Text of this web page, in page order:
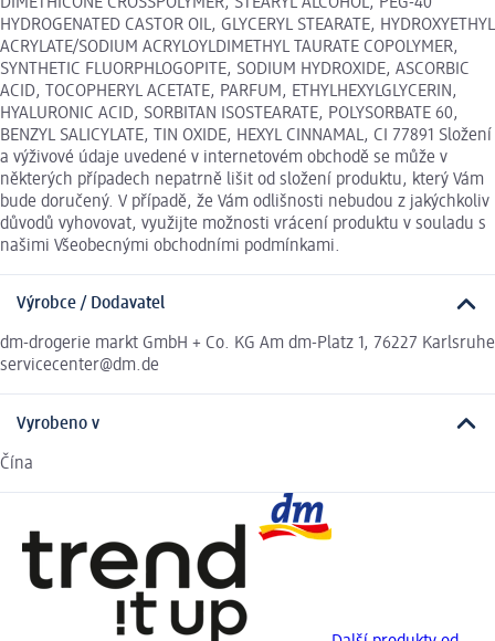
HYDROGENATED CASTOR OIL, GLYCERYL STEARATE, HYDROXYETHYL
ACRYLATE/SODIUM ACRYLOYLDIMETHYL TAURATE COPOLYMER,
SYNTHETIC FLUORPHLOGOPITE, SODIUM HYDROXIDE, ASCORBIC
ACID, TOCOPHERYL ACETATE, PARFUM, ETHYLHEXYLGLYCERIN,
HYALURONIC ACID, SORBITAN ISOSTEARATE, POLYSORBATE 60,
BENZYL SALICYLATE, TIN OXIDE, HEXYL CINNAMAL, CI 77891 Složení
a výživové údaje uvedené v internetovém obchodě se může v
některých případech nepatrně lišit od složení produktu, který Vám
bude doručený. V případě, že Vám odlišnosti nebudou z jakýchkoliv
důvodů vyhovovat, využijte možnosti vrácení produktu v souladu s
našimi Všeobecnými obchodními podmínkami.
Výrobce / Dodavatel
dm-drogerie markt GmbH + Co. KG Am dm-Platz 1, 76227 Karlsruhe
servicecenter@dm.de
Vyrobeno v
Čína